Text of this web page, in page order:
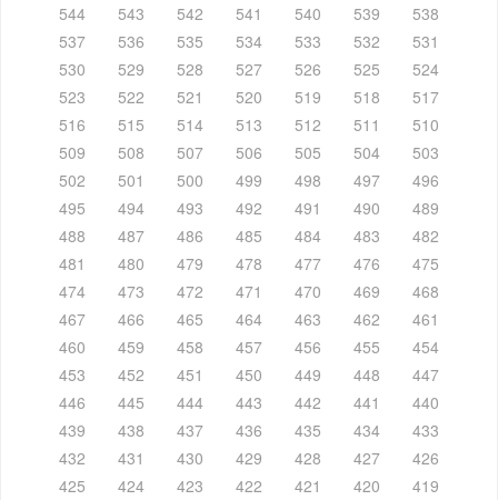
544
543 542 541 540 539
538
537
536 535 534 533 532
531
530
529 528 527 526 525
524
523
522 521 520 519 518
517
516
515 514 513 512 511
510
509
508 507 506 505 504
503
502
501 500 499 498 497
496
495
494 493 492 491 490
489
488
487 486 485 484 483
482
481
480 479 478 477 476
475
474
473 472 471 470 469
468
467
466 465 464 463 462
461
460
459 458 457 456 455
454
453
452 451 450 449 448
447
446
445 444 443 442 441
440
439
438 437 436 435 434
433
432
431 430 429 428 427
426
425
424 423 422 421 420
419